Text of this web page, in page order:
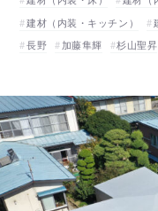
建材（内装・キッチン）
長野
加藤隼輝 杉山聖昇